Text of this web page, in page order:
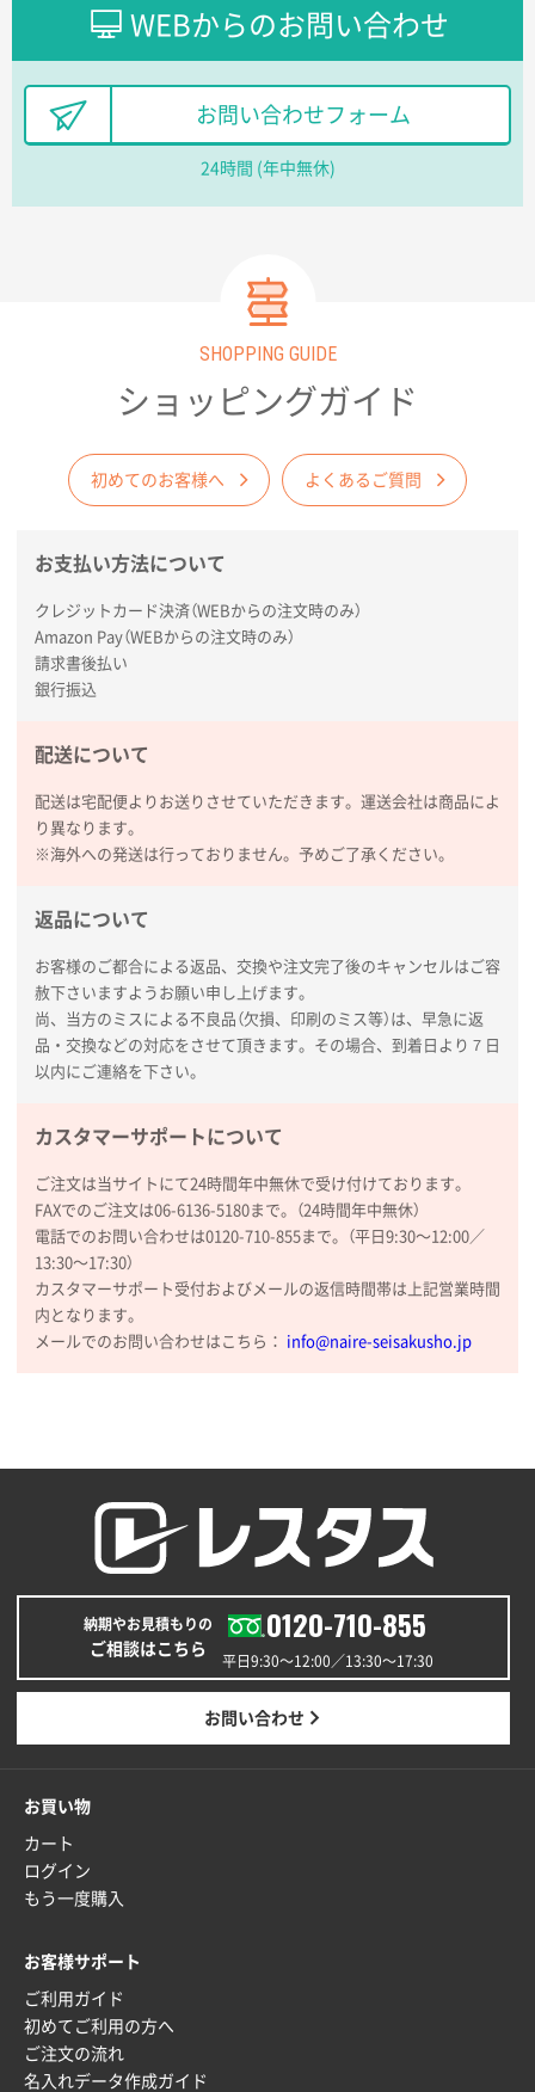
ました早く、安く、丁寧につくられているので安心し
長野県R社様
2026年02月09日 14:27
厚手コットンA4フラットトート ナチュラル
商品がよさそうだったから
コットンバッグM(B4対応)
200枚
2026年01月29日 11:46
商品情報の正確な記載、スムーズなシステム対応
広島県(社様
枚
2026年01月27日 13:12
毎年注文しており、信頼できるから。出来上がりも満
熊本県S社様
ぺんてる ビクーニャフィール1000枚
2026年01月26日 15:45
印刷範囲が広かったから、取扱商品
新潟県R社様
2026年01月16日 10:53
納期が比較的短く、ロット数が豊富に選べて価格が安
かったため
山口県P社様
③1枚
希望の商品の取り扱いがあったので
大阪府のお客様
厚手コットンマチ付トートL ナチュラル(A4対応)
200枚
2025年12月25日 13:33
以前の注文も含め価格と品質
青森県K社様
ワンポイントポリ袋 A4サイズ1000枚
2025年12月24日 13:22
安い
ワンポイント箔押し紙袋 M横サイズ(A4対応)100
2025年12月22日 03:31
神奈川県S社様
2025年12月16日 10:39
短納期対応が素晴らしい
富山県O社様
uni ジェットストリーム 07
WEBからのお問い合わせ
お問い合わせフォーム
24時間 (年中無休)
SHOPPING GUIDE
ショッピングガイド
初めてのお客様へ よくあるご質問
お支払い方法について
クレジットカード決済（WEBからの注文時のみ）
Amazon Pay（WEBからの注文時のみ）
請求書後払い
銀行振込
配送について
配送は宅配便よりお送りさせていただきます。運送会社は商品によ
り異なります。
※海外への発送は行っておりません。予めご了承ください。
返品について
お客様のご都合による返品、交換や注文完了後のキャンセルはご容
赦下さいますようお願い申し上げます。
尚、当方のミスによる不良品（欠損、印刷のミス等）は、早急に返
品・交換などの対応をさせて頂きます。その場合、到着日より７日
以内にご連絡を下さい。
カスタマーサポートについて
ご注文は当サイトにて24時間年中無休で受け付けております。
FAXでのご注文は06-6136-5180まで。（24時間年中無休）
電話でのお問い合わせは0120-710-855まで。（平日9:30〜12:00／
13:30〜17:30）
カスタマーサポート受付およびメールの返信時間帯は上記営業時間
内となります。
メールでのお問い合わせはこちら： info@naire-seisakusho.jp
納期やお見積もりの
ご相談はこちら
0120-710-855
平日9:30〜12:00／13:30〜17:30
お問い合わせ
お買い物
カート
ログイン
もう一度購入
お客様サポート
ご利用ガイド
初めてご利用の方へ
ご注文の流れ
名入れデータ作成ガイド